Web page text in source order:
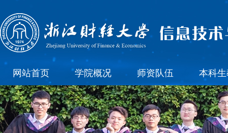
网站首页 学院概况 师资队伍 本科